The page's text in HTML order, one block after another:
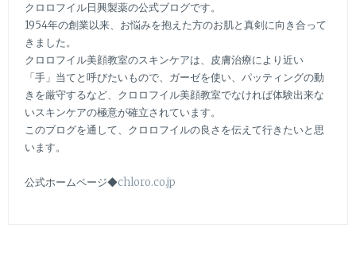
クロロフイル日興製薬の公式ブログです。
1954年の創業以来、お悩みを抱えた方のお肌と真剣に向き合って
きました。
クロロフイル美顔教室のスキンケアは、皮膚治療により近い
「手」当てと呼びたいもので、ガーゼを使い、パッティングの動
きを厳守するなど、クロロフイル美顔教室でなければ体験出来な
いスキンケアの極意が確立されています。
このブログを通して、クロロフイルの良さを伝えて行きたいと思
います。
公式ホームページ◆chloro.co.jp